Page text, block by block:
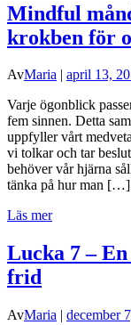
Mindful
krokben för
AvMaria | april 13,
Varje ögonblick
fem sinnen. Detta
uppfyller vårt
vi tolkar och tar
behöver vår hjärna
tänka på hur man […]
Läs mer
Lucka 7 –
frid
AvMaria | december